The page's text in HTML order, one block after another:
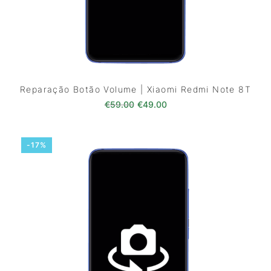
Reparação Botão Volume | Xiaomi Redmi Note 8T
€59.00 O preço original era: €59.00.
€49.00O preço atual é:
-17%